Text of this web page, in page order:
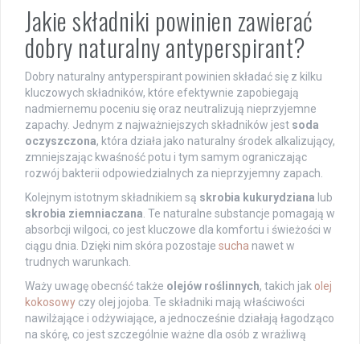
Jakie składniki powinien zawierać
dobry naturalny antyperspirant?
Dobry naturalny antyperspirant powinien składać się z kilku
kluczowych składników, które efektywnie zapobiegają
nadmiernemu poceniu się oraz neutralizują nieprzyjemne
zapachy. Jednym z najważniejszych składników jest soda
oczyszczona, która działa jako naturalny środek alkalizujący,
zmniejszając kwaśność potu i tym samym ograniczając
rozwój bakterii odpowiedzialnych za nieprzyjemny zapach.
Kolejnym istotnym składnikiem są skrobia kukurydziana lub
skrobia ziemniaczana . Te naturalne substancje pomagają w
absorbcji wilgoci, co jest kluczowe dla komfortu i świeżości w
ciągu dnia. Dzięki nim skóra pozostaje sucha nawet w
trudnych warunkach.
Waży uwagę obecnść także olejów roślinnych, takich jak olej
kokosowy czy olej jojoba. Te składniki mają właściwości
nawilżające i odżywiające, a jednocześnie działają łagodząco
na skórę, co jest szczególnie ważne dla osób z wrażliwą